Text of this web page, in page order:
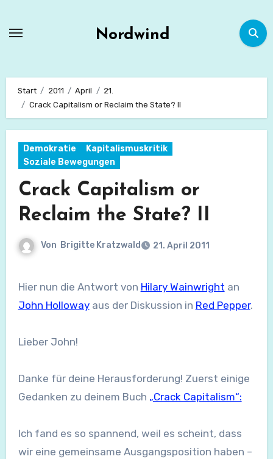
Nordwind
Start 2011 April
21.
Crack Capitalism or Reclaim the State? II
Demokratie
Kapitalismuskritik
Soziale Bewegungen
Crack Capitalism or
Reclaim the State? II
Von Brigitte Kratzwald 21. April 2011
Hier nun die Antwort von Hilary Wainwright an
John Hollowayaus der Diskussion in Red Pepper.
Lieber John!
Danke für deine Herausforderung! Zuerst einige
Gedanken zu deinem Buch „Crack Capitalism“:
Ich fand es so spannend, weil es scheint, dass
wir eine gemeinsame Ausgangsposition haben –